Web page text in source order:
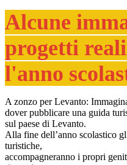
Alcune
progetti
l'anno
A zonzo per Levanto:
dover pubblicare una guida
sul paese di Levanto.
Alla fine dell’anno scolastico
turistiche,
accompagneranno i propri